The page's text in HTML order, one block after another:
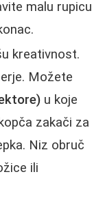
malu rupicu
kreativnost.
Možete
u koje
zakači za
Niz obruč
ili